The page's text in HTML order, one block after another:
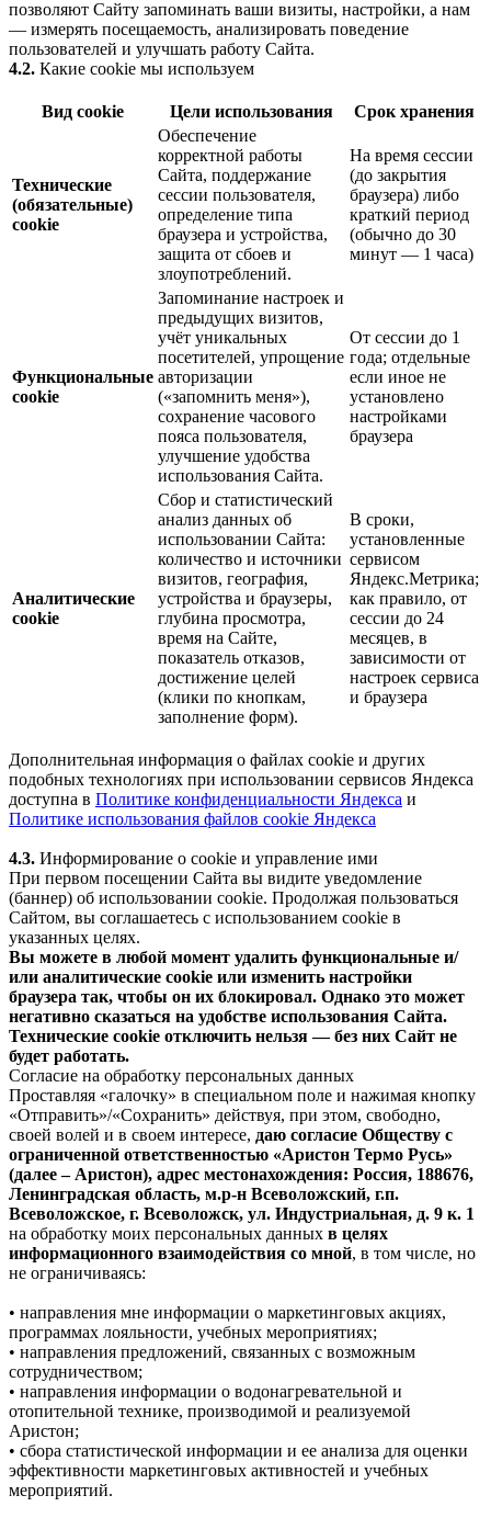
позволяют Сайту запоминать ваши визиты, настройки, а нам
— измерять посещаемость, анализировать поведение
пользователей и улучшать работу Сайта.
4.2. Какие cookie мы используем
Вид cookie Цели использования Срок хранения
Технические
(обязательные)
cookie
Обеспечение
корректной работы
Сайта, поддержание
сессии пользователя,
определение типа
браузера и устройства,
защита от сбоев и
злоупотреблений.
На время сессии
(до закрытия
браузера) либо
краткий период
(обычно до 30
минут — 1 часа)
Функциональные
cookie
Запоминание настроек и
предыдущих визитов,
учёт уникальных
посетителей, упрощение
авторизации
(«запомнить меня»),
сохранение часового
пояса пользователя,
улучшение удобства
использования Сайта.
От сессии до 1
года; отдельные
если иное не
установлено
настройками
браузера
Аналитические
cookie
Сбор и статистический
анализ данных об
использовании Сайта:
количество и источники
визитов, география,
устройства и браузеры,
глубина просмотра,
время на Сайте,
показатель отказов,
достижение целей
(клики по кнопкам,
заполнение форм).
В сроки,
установленные
сервисом
Яндекс.Метрика;
как правило, от
сессии до 24
месяцев, в
зависимости от
настроек сервиса
и браузера
Дополнительная информация о файлах cookie и других
подобных технологиях при использовании сервисов Яндекса
доступна в Политике конфиденциальности Яндекса и
Политике использования файлов cookie Яндекса
4.3. Информирование о cookie и управление ими
При первом посещении Сайта вы видите уведомление
(баннер) об использовании cookie. Продолжая пользоваться
Сайтом, вы соглашаетесь с использованием cookie в
указанных целях.
Вы можете в любой момент удалить функциональные и/
или аналитические cookie или изменить настройки
браузера так, чтобы он их блокировал. Однако это может
негативно сказаться на удобстве использования Сайта.
Технические cookie отключить нельзя — без них Сайт не
будет работать.
Согласие на обработку персональных данных
Проставляя «галочку» в специальном поле и нажимая кнопку
«Отправить»/«Сохранить» действуя, при этом, свободно,
своей волей и в своем интересе, даю согласие Обществу с
ограниченной ответственностью «Аристон Термо Русь»
(далее – Аристон), адрес местонахождения: Россия, 188676,
Ленинградская область, м.р-н Всеволожский, г.п.
Всеволожское, г. Всеволожск, ул. Индустриальная, д. 9 к. 1
на обработку моих персональных данных в целях
информационного взаимодействия со мной, в том числе, но
не ограничиваясь:
• направления мне информации о маркетинговых акциях,
программах лояльности, учебных мероприятиях;
• направления предложений, связанных с возможным
сотрудничеством;
• направления информации о водонагревательной и
отопительной технике, производимой и реализуемой
Аристон;
• сбора статистической информации и ее анализа для оценки
эффективности маркетинговых активностей и учебных
мероприятий.